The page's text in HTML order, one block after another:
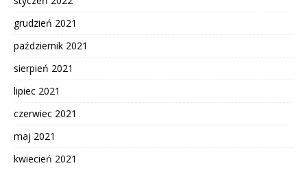
grudzień 2021
październik 2021
sierpień 2021
lipiec 2021
czerwiec 2021
maj 2021
kwiecień 2021